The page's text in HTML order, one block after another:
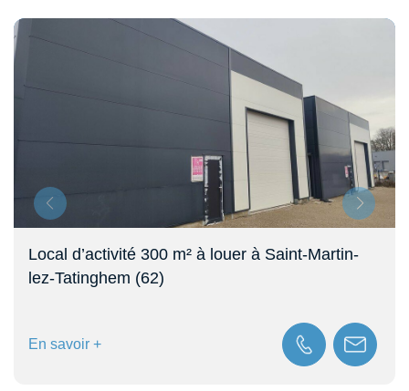
à Saint-Martin-
Local d’activité 250 m² à